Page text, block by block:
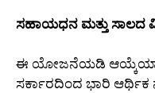
ಸಹಾಯಧನ ಮತ್ತು ಸಾಲದ
ಈ ಯೋಜನೆಯಡಿ
ಸರ್ಕಾರದಿಂದ ಭಾರಿ ಆರ್ಥಿಕ